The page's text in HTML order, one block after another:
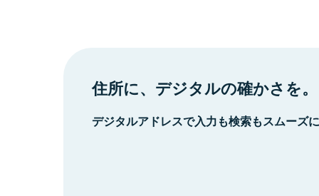
住所に、デジタルの確かさを。
デジタルアドレスで入力も検索もスムーズ